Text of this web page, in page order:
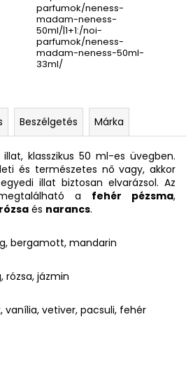
parfumok/neness-
madam-neness-
50ml/|1+1:/noi-
parfumok/neness-
madam-neness-50ml-
33ml/
Beszélgetés Márka
klasszikus 50 ml-es üvegben.
és természetes nő vagy, akkor
illat biztosan elvarázsol. Az
a fehér pézsma,
rózsa és narancs.
bergamott, mandarin
rózsa, jázmin
vanília, vetiver, pacsuli, fehér